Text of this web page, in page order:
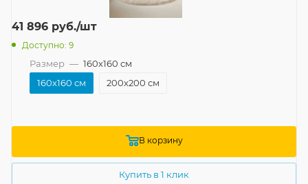
41 896 руб./шт
Доступно: 9
Размер — 160x160 см
160x160 см
200x200 см
В корзину
Купить в 1 клик